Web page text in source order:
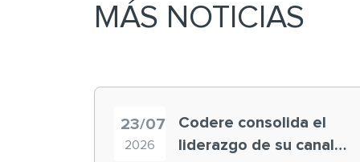
MÁS NOTICIAS
23/07
2026
Codere consolida el
liderazgo de su canal